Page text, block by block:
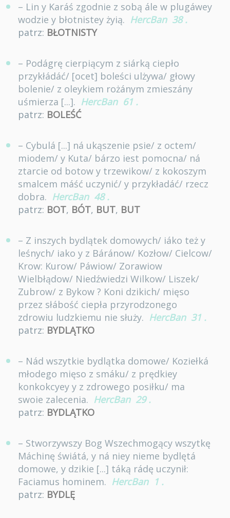
– Lin y Karáś zgodnie z sobą ále w plugáwey
wodzie y błotnistey żyią. HercBan 38 .
patrz: BŁOTNISTY
– Podágrę cierpiącym z siárką ciepło
przykłádáć/ [ocet] boleści ulżywa/ głowy
bolenie/ z oleykiem rożánym zmieszány
uśmierza [...]. HercBan 61 .
patrz: BOLEŚĆ
– Cybulá [...] ná ukąszenie psie/ z octem/
miodem/ y Kuta/ bárzo iest pomocna/ ná
ztarcie od botow y trzewikow/ z kokoszym
smalcem máść uczynić/ y przykładáć/ rzecz
dobra. HercBan 48 .
patrz: BOT, BÓT, BUT, BUT
– Z inszych bydlątek domowych/ iáko też y
leśnych/ iako y z Báránow/ Kozłow/ Cielcow/
Krow: Kurow/ Páwiow/ Zorawiow
Wielbłądow/ Niedźwiedzi Wilkow/ Liszek/
Zubrow/ z Bykow ? Koni dzikich/ mięso
przez słábość ciepła przyrodzonego
zdrowiu ludzkiemu nie służy. HercBan 31 .
patrz: BYDLĄTKO
– Nád wszytkie bydlątka domowe/ Koziełká
młodego mięso z smáku/ z prędkiey
konkokcyey y z zdrowego posiłku/ ma
swoie zalecenia. HercBan 29 .
patrz: BYDLĄTKO
– Stworzywszy Bog Wszechmogący wszytkę
Máchinę świátá, y ná niey nieme bydlętá
domowe, y dzikie [...] táką rádę uczynił:
Faciamus hominem. HercBan 1 .
patrz: BYDLĘ